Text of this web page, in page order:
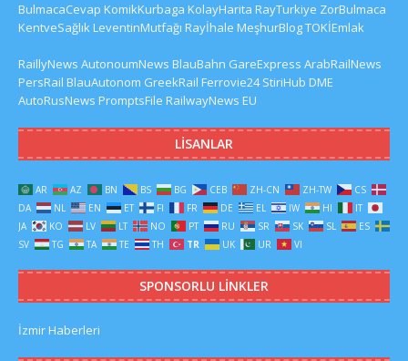
BulmacaCevap KomikKurbaga KolayHarita RayTurkiye ZorBulmaca
KentveSağlıkLeventinMutfağı Rayİhale MeşhurBlogTOKİEmlak
RaillyNews AutonoumNews BlauBahn GareExpress ArabRailNews
PersRail BlauAutonom GreekRail Ferrovie24 StiriHub DME
AutoRusNews PromptsFile RailwayNews EU
LISANLAR
AR AZ BN BS BG CEB ZH-CN ZH-TW
CS
DA
NL EN ET FI FR DE EL IW HI
IT
JA
KO LV LT NO PT RU SR SK SL
ES
SV
TG TA TE TH TR UK UR VI
SPONSORLU LINKLER
İzmir Haberleri